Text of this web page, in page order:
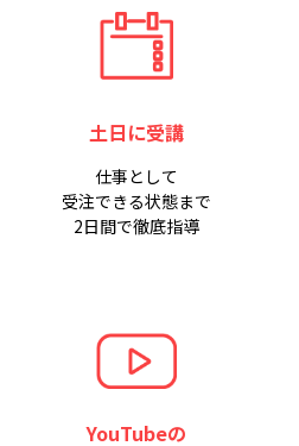
土日に受講
仕事として
受注できる状態まで
2日間で徹底指導
YouTubeの